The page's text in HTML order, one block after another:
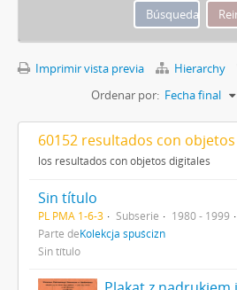
Imprimir vista previa Hierarchy
Ordenar por: Fecha final
60152 resultados con
los resultados con objetos digitales
Sin título
PL PMA 1-6-3 Subserie
1980 - 1999
Parte deKolekcja spuścizn
Sin título